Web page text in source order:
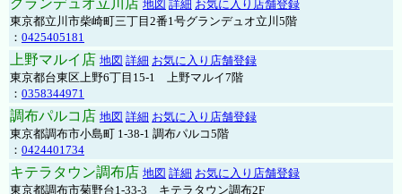
グランデュオ立川店 地図 詳細 お気に入り店舗登録
東京都立川市柴崎町三丁目2番1号グランデュオ立川5階
： 0425405181
上野マルイ店 地図 詳細 お気に入り店舗登録
東京都台東区上野6丁目15-1 上野マルイ7階
： 0358344971
調布パルコ店 地図 詳細 お気に入り店舗登録
東京都調布市小島町 1-38-1 調布パルコ5階
： 0424401734
キテラタウン調布店 地図 詳細 お気に入り店舗登録
東京都調布市菊野台1-33-3 キテラタウン調布2F